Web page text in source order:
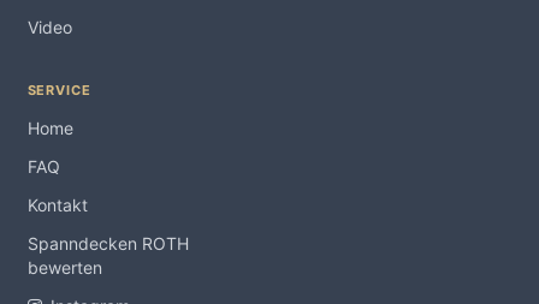
Video
SERVICE
Home
FAQ
Kontakt
Spanndecken ROTH
bewerten